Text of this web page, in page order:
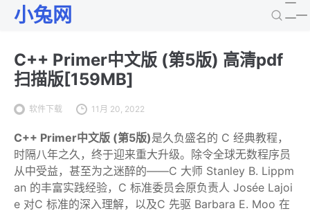
小兔网
C++ Primer中文版 (第5版) 高清pdf
扫描版[159MB]
软件下载 11月 20, 2022
C++ Primer中文版 (第5版)是久负盛名的 C 经典教程，
时隔八年之久，终于迎来重大升级。除令全球无数程序员
从中受益，甚至为之迷醉的——C 大师 Stanley B. Lippm
an 的丰富实践经验，C 标准委员会原负责人 Josée Lajoi
e 对C 标准的深入理解，以及C 先驱 Barbara E. Moo 在